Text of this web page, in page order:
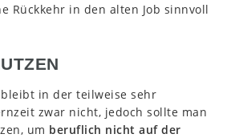
Rückkehr in den alten Job sinnvoll
in der teilweise sehr
zwar nicht, jedoch sollte man
um beruflich nicht auf der